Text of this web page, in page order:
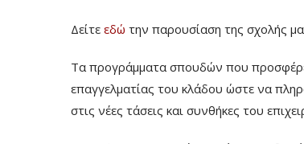
Δείτε εδώ την παρουσίαση της σχολής
Τα προγράμματα σπουδών που
επαγγελματίας του κλάδου ώστε να
στις νέες τάσεις και συνθήκες του